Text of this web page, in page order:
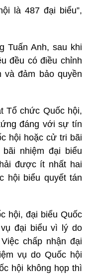
là 487 đại biểu”,
Tuấn Anh, sau khi
đều có điều chỉnh
và đảm bảo quyền
Tổ chức Quốc hội,
đáng với sự tín
hội hoặc cử tri bãi
nhiệm đại biểu
được ít nhất hai
hội biểu quyết tán
hội, đại biểu Quốc
đại biểu vì lý do
chấp nhận đại
vụ do Quốc hội
hội không họp thì